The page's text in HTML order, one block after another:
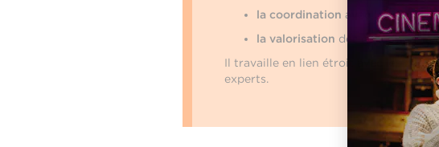
la coordination avec les
la valorisation des collections à
Il travaille en lien étroit avec les
experts.